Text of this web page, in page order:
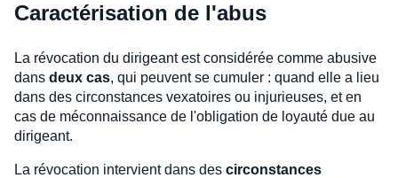
Caractérisation de l'abus
La révocation du dirigeant est considérée comme abusive
dans deux cas, qui peuvent se cumuler : quand elle a lieu
dans des circonstances vexatoires ou injurieuses, et en
cas de méconnaissance de l'obligation de loyauté due au
dirigeant.
La révocation intervient dans des circonstances